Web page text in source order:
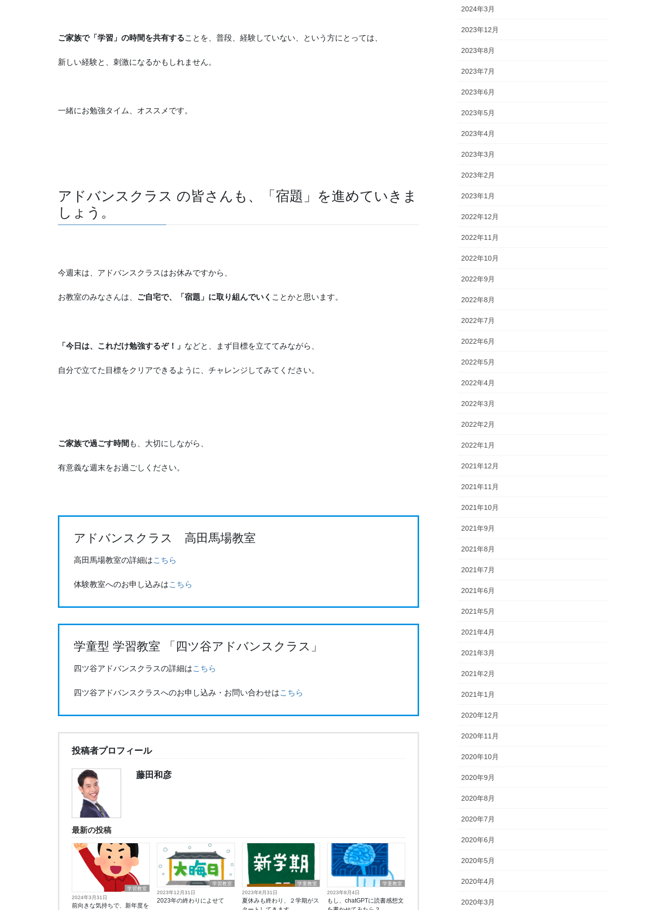
ご家族で「学習」の時間を共有することを、普段、経験していない、という方にとっては、
新しい経験と、刺激になるかもしれません。
一緒にお勉強タイム、オススメです。
アドバンスクラス の皆さんも、「宿題」を進めていきま
しょう。
今週末は、アドバンスクラスはお休みですから、
お教室のみなさんは、 ご自宅で、「宿題」に取り組んでいく ことかと思います。
「今日は、これだけ勉強するぞ！」 などと、まず目標を立ててみながら、
自分で立てた目標をクリアできるように、チャレンジしてみてください。
ご家族で過ごす時間 も、大切にしながら、
有意義な週末をお過ごしください。
アドバンスクラス 高田馬場教室
高田馬場教室の詳細はこちら
体験教室へのお申し込みはこちら
学童型 学習教室 「四ツ谷アドバンスクラス」
四ツ谷アドバンスクラスの詳細はこちら
四ツ谷アドバンスクラスへのお申し込み・お問い合わせはこちら
投稿者プロフィール
藤田和彦
最新の投稿
学習教室
2024年3月31日
前向きな気持ちで、新年度を
学習教室
2023年12月31日
2023年の終わりによせて
学童教室
2023年8月31日
夏休みも終わり、２学期がス
学童教室
2023年8月4日
もし、chatGPTに読書感想文
2024年3月
2023年12月
2023年8月
2023年7月
2023年6月
2023年5月
2023年4月
2023年3月
2023年2月
2023年1月
2022年12月
2022年11月
2022年10月
2022年9月
2022年8月
2022年7月
2022年6月
2022年5月
2022年4月
2022年3月
2022年2月
2022年1月
2021年12月
2021年11月
2021年10月
2021年9月
2021年8月
2021年7月
2021年6月
2021年5月
2021年4月
2021年3月
2021年2月
2021年1月
2020年12月
2020年11月
2020年10月
2020年9月
2020年8月
2020年7月
2020年6月
2020年5月
2020年4月
2020年3月